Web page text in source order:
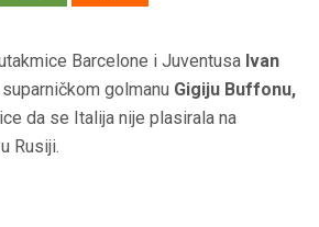
Barcelone i Juventusa Ivan
golmanu Gigiju Buffonu,
da se Italija nije plasirala na
Rusiji.